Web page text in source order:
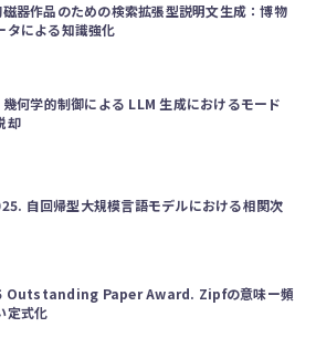
器作品のための検索拡張型説明文生成：博物
タによる知識強化
何学的制御による LLM 生成におけるモード
却
自回帰型大規模言語モデルにおける相関次
Outstanding Paper Award. Zipfの意味ー頻
定式化